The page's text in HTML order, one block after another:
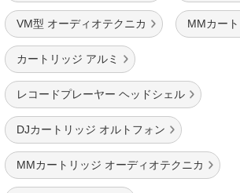
VM型 オーディオテクニカ MMカー
カートリッジ アルミ
レコードプレーヤー ヘッドシェル
DJカートリッジ オルトフォン
MMカートリッジ オーディオテクニカ